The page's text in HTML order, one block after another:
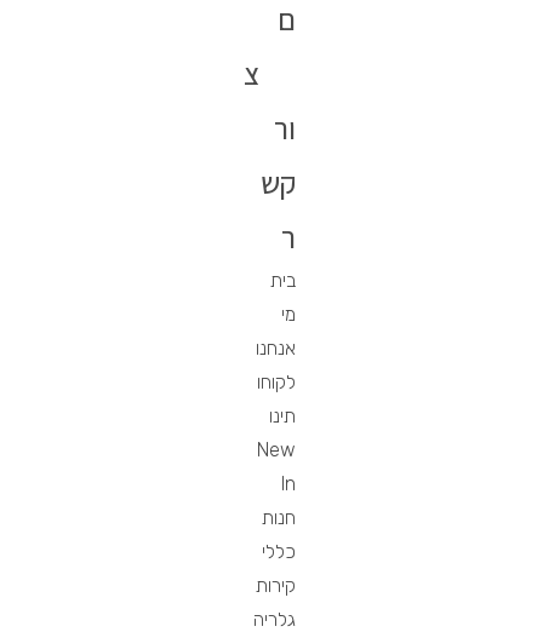
ם
צ
ור
קש
ר
בית
מי
אנחנו
לקוחו
תינו
New
In
חנות
כללי
קירות
גלריה